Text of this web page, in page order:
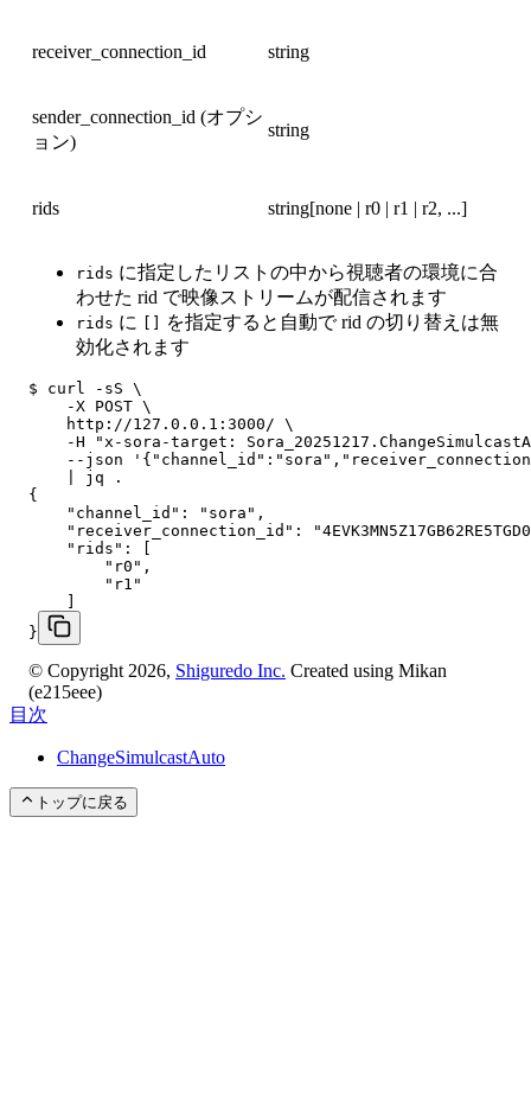
receiver_connection_id string
sender_connection_id (オプシ
ョン)
string
rids string[none | r0 | r1 | r2, ...]
rids に指定したリストの中から視聴者の環境に合
わせた rid で映像ストリームが配信されます
rids に
を指定すると自動で rid の切り替えは無
効化されます
$ curl -sS \
    -X POST \
    http://127.0.0.1:3000/ \
-H "x-sora-target:
--json
    | jq .
{
    "channel_id": "sora",
"receiver_connection_id":
    "rids": [
        "r0",
        "r1"
}
© Copyright 2026, Shiguredo Inc. Created using Mikan
(e215eee)
目次
ChangeSimulcastAuto
トップに戻る